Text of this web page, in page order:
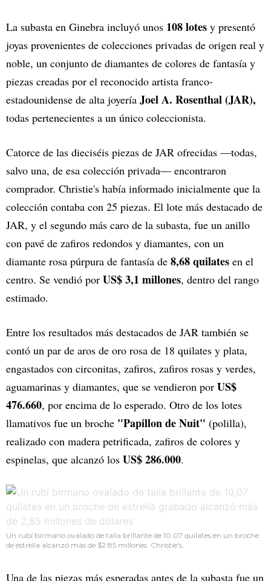
La subasta en Ginebra incluyó unos 108 lotes y presentó
joyas provenientes de colecciones privadas de origen real y
noble, un conjunto de diamantes de colores de fantasía y
piezas creadas por el reconocido artista franco-
estadounidense de alta joyería Joel A. Rosenthal (JAR),
todas pertenecientes a un único coleccionista.
Catorce de las dieciséis piezas de JAR ofrecidas —todas,
salvo una, de esa colección privada— encontraron
comprador. Christie's había informado inicialmente que la
colección contaba con 25 piezas. El lote más destacado de
JAR, y el segundo más caro de la subasta, fue un anillo
con pavé de zafiros redondos y diamantes, con un
diamante rosa púrpura de fantasía de 8,68 quilates en el
centro. Se vendió por US$ 3,1 millones, dentro del rango
estimado.
Entre los resultados más destacados de JAR también se
contó un par de aros de oro rosa de 18 quilates y plata,
engastados con circonitas, zafiros, zafiros rosas y verdes,
aguamarinas y diamantes, que se vendieron por US$
476.660, por encima de lo esperado. Otro de los lotes
llamativos fue un broche "Papillon de Nuit" (polilla),
realizado con madera petrificada, zafiros de colores y
espinelas, que alcanzó los US$ 286.000.
Un rubí birmano ovalado de talla brillante de 10.07 quilates en un broche
de estrella alcanzó más de $2.85 millones. Christie's.
Una de las piezas más esperadas antes de la subasta fue un